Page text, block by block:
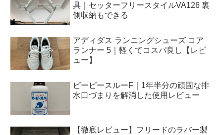
具｜セッターフリースタイルVA126 裏
側収納もできる
アディダス ランニングシューズ コア
ランナー 5｜軽くてコスパ良し【レビ
ュー】
ピーピースルーF｜1年半分の頑固な排
水口づまりを解消した使用レビュー
【徹底レビュー】フリードのラバー製